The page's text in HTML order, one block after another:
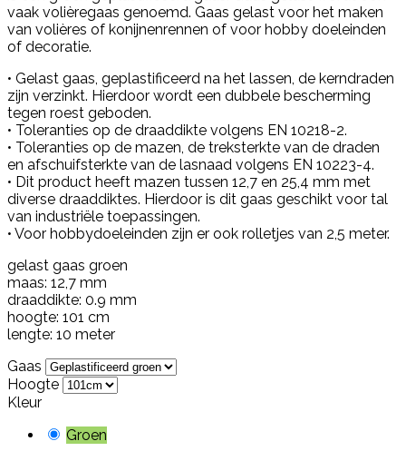
vaak volièregaas genoemd. Gaas gelast voor het maken
van volières of konijnenrennen of voor hobby doeleinden
of decoratie.
• Gelast gaas, geplastificeerd na het lassen, de kerndraden
zijn verzinkt. Hierdoor wordt een dubbele bescherming
tegen roest geboden.
• Toleranties op de draaddikte volgens EN 10218-2.
• Toleranties op de mazen, de treksterkte van de draden
en afschuifsterkte van de lasnaad volgens EN 10223-4.
• Dit product heeft mazen tussen 12,7 en 25,4 mm met
diverse draaddiktes. Hierdoor is dit gaas geschikt voor tal
van industriële toepassingen.
• Voor hobbydoeleinden zijn er ook rolletjes van 2,5 meter.
gelast gaas groen
maas: 12,7 mm
draaddikte: 0.9 mm
hoogte: 101 cm
lengte: 10 meter
Gaas
Hoogte
Kleur
Groen